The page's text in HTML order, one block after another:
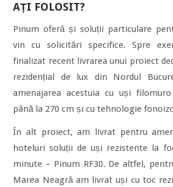
AȚI FOLOSIT?
Pinum oferă și soluții particulare
vin cu solicitări specifice. Spre
finalizat recent livrarea unui proiect
rezidențial de lux din Nordul
amenajarea acestuia cu uși
până la 270 cm și cu tehnologie
În alt proiect, am livrat pentru
hoteluri soluții de uși rezistente la
minute – Pinum RF30. De altfel,
Marea Neagră am livrat uși cu toc